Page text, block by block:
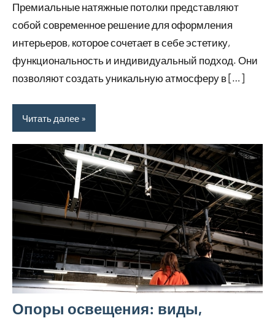
Премиальные натяжные потолки представляют
собой современное решение для оформления
интерьеров, которое сочетает в себе эстетику,
функциональность и индивидуальный подход. Они
позволяют создать уникальную атмосферу в […]
Читать далее
Опоры освещения: виды,